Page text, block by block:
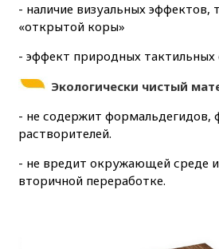
- наличие визуальных эффектов,
«открытой коры»
- эффект природных
Экологически чистый
- не содержит формальдегидов,
растворителей.
- не вредит окружающей среде и
вторичной переработке.